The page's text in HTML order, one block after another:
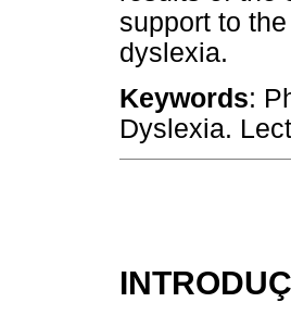
support to
dyslexia.
Keywords:
Dyslexia.